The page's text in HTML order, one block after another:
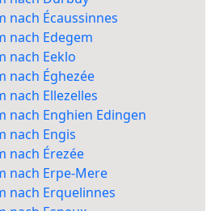
nach Écaussinnes
nach Edegem
nach Eeklo
nach Éghezée
nach Ellezelles
nach Enghien Edingen
nach Engis
nach Érezée
nach Erpe-Mere
nach Erquelinnes